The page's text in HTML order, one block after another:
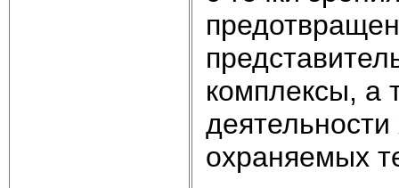
комплексы, а
охраняемых